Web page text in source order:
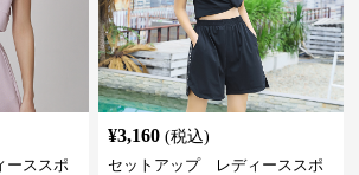
ーススポ
¥3,160 (税込)
セットアップ レディーススポ